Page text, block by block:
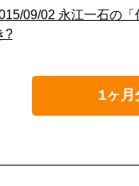
09/02 永江一石の
?
1ヶ月